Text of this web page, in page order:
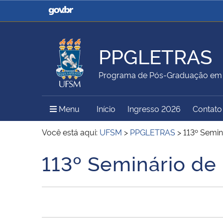
Casa Civil
Ministério da Justiça e
Ministério da Agricultura,
Pecuária e Abastecimento
Ministério da Educação
Ministério do Meio Ambiente Ministério do Turismo
Secretaria de Governo
Gabinete de Segurança
PPGLETRAS
Programa de Pós-Graduação
Menu Menu Principal do Sítio
Início Ingresso 2026 Contato
Você está aqui: UFSM > PPGLETRAS >113º
Início do conteúdo
113º Seminário